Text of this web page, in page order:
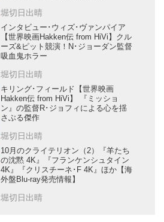
堀切日出晴
インタビュー･ウィズ･ヴァンパイア
【世界映画Hakken伝 from HiVi】クル
ーズ&ピット競演！N･ジョーダン監督
吸血鬼ホラー
堀切日出晴
キリング･フィールド【世界映画
Hakken伝 from HiVi】 『ミッショ
ン』の監督R･ジョフィによる心を揺
さぶる傑作
堀切日出晴
10月のクライテリオン（2）『羊たち
の沈黙 4K』『フランケンシュタイン
4K』『クリスチーネ･F 4K』ほか【海
外盤Blu-ray発売情報】
堀切日出晴